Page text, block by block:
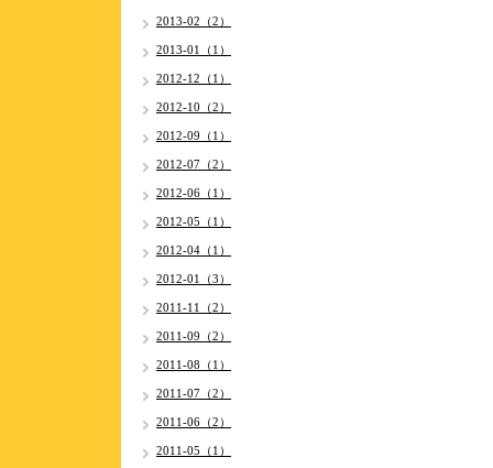
2013-02（2）
2013-01（1）
2012-12（1）
2012-10（2）
2012-09（1）
2012-07（2）
2012-06（1）
2012-05（1）
2012-04（1）
2012-01（3）
2011-11（2）
2011-09（2）
2011-08（1）
2011-07（2）
2011-06（2）
2011-05（1）